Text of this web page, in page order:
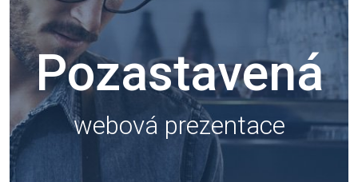
Pozastavená
webová prezentace